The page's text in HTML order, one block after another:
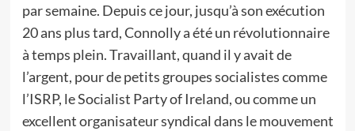
par semaine. Depuis ce jour, jusqu’à son exécution
20 ans plus tard, Connolly a été un révolutionnaire
à temps plein. Travaillant, quand il y avait de
l’argent, pour de petits groupes socialistes comme
l’ISRP, le Socialist Party of Ireland, ou comme un
excellent organisateur syndical dans le mouvement